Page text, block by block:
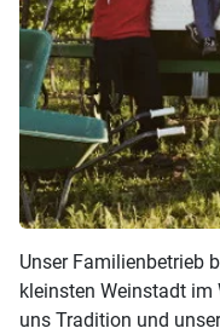
Unser Familienbetrieb
kleinsten Weinstadt im
uns Tradition und